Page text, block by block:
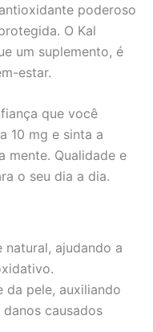
poderoso
O Kal
um suplemento, é
estar.
que você
10 mg e sinta a
mente. Qualidade e
o seu dia a dia.
ajudando a
da pele, auxiliando
causados